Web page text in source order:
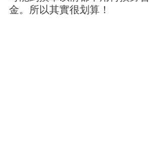
金。所以其實很划算！